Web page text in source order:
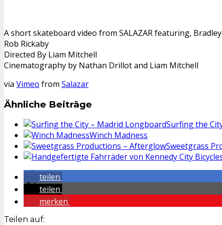
A short skateboard video from SALAZAR featuring,
Rob Rickaby
Directed By Liam Mitchell
Cinematography by Nathan Drillot and Liam Mitchell
via Vimeo from Salazar
Ähnliche Beiträge
Surfing the
Winch Madness
Sweetgrass
teilen
teilen
merken
Teilen auf: